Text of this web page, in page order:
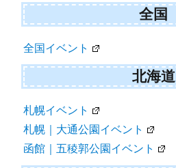
ビ
ゲ
ー
シ
ョ
ン
全国
全国イベント
北海道
札幌イベント
札幌｜大通公園イベント
函館｜五稜郭公園イベント